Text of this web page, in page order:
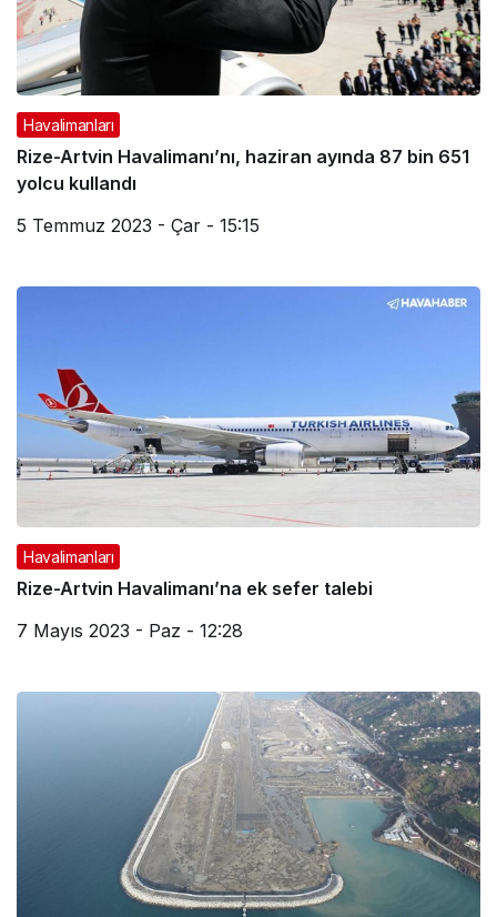
Havalimanları
Rize-Artvin Havalimanı’nı, haziran ayında 87 bin 651
yolcu kullandı
5 Temmuz 2023 - Çar - 15:15
Havalimanları
Rize-Artvin Havalimanı’na ek sefer talebi
7 Mayıs 2023 - Paz - 12:28